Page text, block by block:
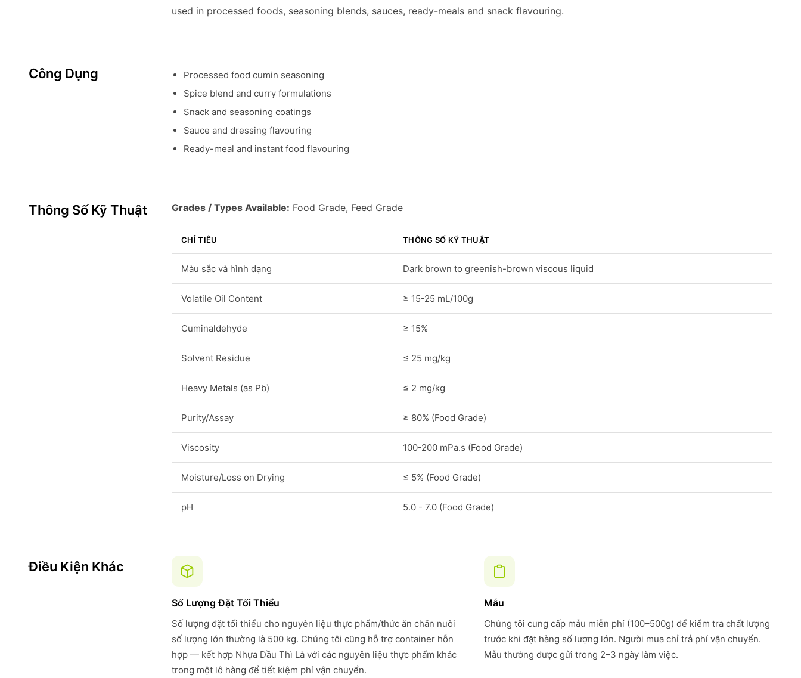
used in processed foods, seasoning blends, sauces, ready-meals and snack flavouring.
Công Dụng
Processed food cumin seasoning
Spice blend and curry formulations
Snack and seasoning coatings
Sauce and dressing flavouring
Ready-meal and instant food flavouring
Thông Số Kỹ Thuật Grades / Types Available: Food Grade, Feed Grade
CHỈ TIÊU THÔNG SỐ KỸ THUẬT
Màu sắc và hình dạng Dark brown to greenish-brown viscous liquid
Volatile Oil Content ≥ 15-25 mL/100g
Cuminaldehyde ≥ 15%
Solvent Residue ≤ 25 mg/kg
Heavy Metals (as Pb) ≤ 2 mg/kg
Purity/Assay ≥ 80% (Food Grade)
Viscosity 100-200 mPa.s (Food Grade)
Moisture/Loss on Drying ≤ 5% (Food Grade)
pH 5.0 - 7.0 (Food Grade)
Điều Kiện Khác
Số Lượng Đặt Tối Thiểu
Số lượng đặt tối thiểu cho nguyên liệu thực phẩm/thức ăn chăn nuôi
số lượng lớn thường là 500 kg. Chúng tôi cũng hỗ trợ container hỗn
hợp — kết hợp Nhựa Dầu Thì Là với các nguyên liệu thực phẩm khác
trong một lô hàng để tiết kiệm phí vận chuyển.
Mẫu
Chúng tôi cung cấp mẫu miễn phí (100–500g) để kiểm tra chất lượng
trước khi đặt hàng số lượng lớn. Người mua chỉ trả phí vận chuyển.
Mẫu thường được gửi trong 2–3 ngày làm việc.